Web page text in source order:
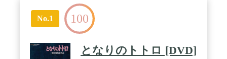
No.1 100
となりのトトロ [DVD]